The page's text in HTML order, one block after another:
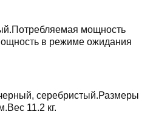
мощность
в режиме ожидания
серебристый.Размеры
11.2 кг.